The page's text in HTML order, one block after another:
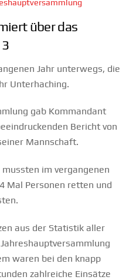
über das
Jahr unterwegs, die
Unterhaching.
gab Kommandant
Bericht von
Mannschaft.
im vergangenen
Mal Personen retten und
aus der Statistik aller
waren bei den knapp
zahlreiche Einsätze